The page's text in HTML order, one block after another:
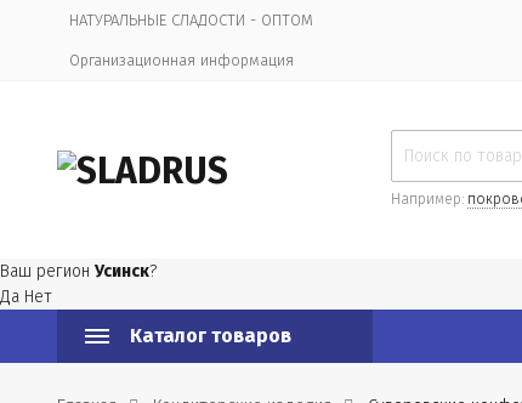
НАТУРАЛЬНЫЕ СЛАДОСТИ - ОПТОМ
Организационная информация
Например:
Ваш регион Усинск?
Да Нет
Каталог товаров